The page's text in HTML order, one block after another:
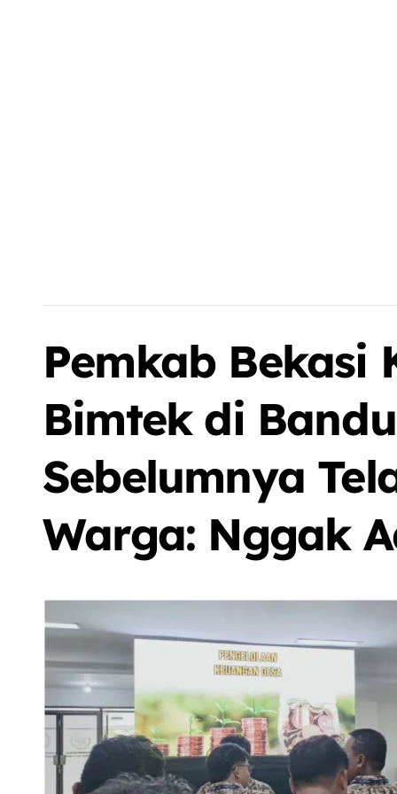
Pemkab Bekasi
Bimtek di
Sebelumnya
Warga: Nggak
Berita Olah Raga Sorot